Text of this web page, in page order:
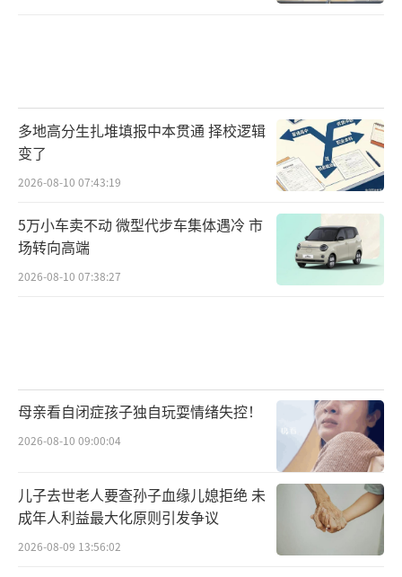
多地高分生扎堆填报中本贯通 择校逻辑
变了
2026-08-10 07:43:19
5万小车卖不动 微型代步车集体遇冷 市
场转向高端
2026-08-10 07:38:27
母亲看自闭症孩子独自玩耍情绪失控！
2026-08-10 09:00:04
儿子去世老人要查孙子血缘儿媳拒绝 未
成年人利益最大化原则引发争议
2026-08-09 13:56:02